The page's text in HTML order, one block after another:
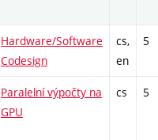
Hardware/Software
Codesign
cs,
en
5
Paralelní výpočty na
GPU
cs 5